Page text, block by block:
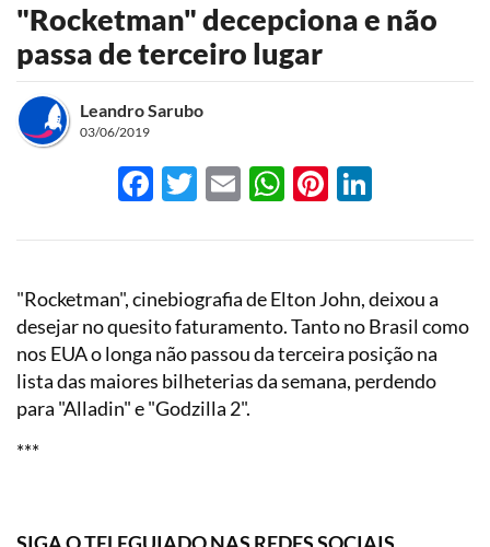
"Rocketman" decepciona e não
passa de terceiro lugar
Leandro Sarubo
03/06/2019
Facebook
Twitter
EmailWhatsApp
Pinterest
"Rocketman", cinebiografia de Elton John, deixou a
desejar no quesito faturamento. Tanto no Brasil como
nos EUA o longa não passou da terceira posição na
lista das maiores bilheterias da semana, perdendo
para "Alladin" e "Godzilla 2".
***